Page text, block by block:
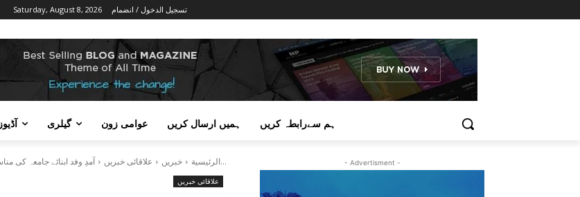
Saturday, August 8, 2026 تسجيل الدخول / انضمام
آڈیوز گیلری عوامی زون ہمیں ارسال کریں ہم سےرابطہ کریں
الرئيسية خبریں علاقائی خبریں آمدِ وفد ابنائے جامعہ کی مناسبت سے ألمبرہ شیرور کی جانب سے...
علاقائی خبریں
- Advertisment -